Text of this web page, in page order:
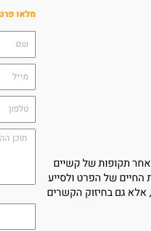
תקופות של קשיים
החיים של הפרט ולסייע
גם בחיזוק הקשרים
מלאו
טלפון
תוכן